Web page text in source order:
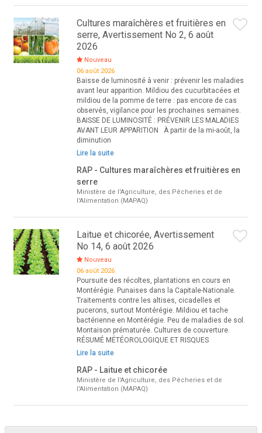
Cultures maraîchères et fruitières en
serre, Avertissement No 2, 6 août
2026
Nouveau
06 août 2026
Baisse de luminosité à venir : prévenir les maladies
avant leur apparition. Mildiou des cucurbitacées et
mildiou de la pomme de terre : pas encore de cas
observés, vigilance pour les prochaines semaines.
BAISSE DE LUMINOSITÉ : PRÉVENIR LES MALADIES
AVANT LEUR APPARITION À partir de la mi-août, la
diminution
Lire la suite
RAP - Cultures maraîchères et fruitières en
serre
Ministère de l'Agriculture, des Pêcheries et de
l'Alimentation (MAPAQ)
Laitue et chicorée, Avertissement
No 14, 6 août 2026
Nouveau
06 août 2026
Poursuite des récoltes, plantations en cours en
Montérégie. Punaises dans la Capitale-Nationale.
Traitements contre les altises, cicadelles et
pucerons, surtout Montérégie. Mildiou et tache
bactérienne en Montérégie. Peu de maladies de sol.
Montaison prématurée. Cultures de couverture.
RÉSUMÉ MÉTÉOROLOGIQUE ET RISQUES
Lire la suite
RAP - Laitue et chicorée
Ministère de l'Agriculture, des Pêcheries et de
l'Alimentation (MAPAQ)